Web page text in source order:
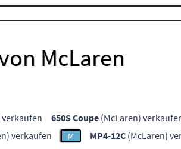
McLaren
verkaufen 650S Coupe (McLaren)
verkaufen M MP4-12C (McLaren)